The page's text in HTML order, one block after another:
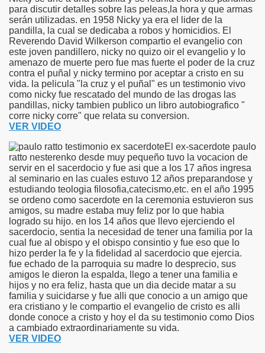
para discutir detalles sobre las peleas,la hora y que armas
serán utilizadas. en 1958 Nicky ya era el lider de la
pandilla, la cual se dedicaba a robos y homicidios. El
Reverendo David Wilkerson compartio el evangelio con
este joven pandillero, nicky no quizo oir el evangelio y lo
amenazo de muerte pero fue mas fuerte el poder de la cruz
contra el puñal y nicky termino por aceptar a cristo en su
vida. la pelicula "la cruz y el puñal" es un testimonio vivo
como nicky fue rescatado del mundo de las drogas las
pandillas, nicky tambien publico un libro autobiografico "
corre nicky corre" que relata su conversion.
VER VIDEO
El ex-sacerdote paulo
ratto nesterenko desde muy pequeño tuvo la vocacion de
servir en el sacerdocio y fue asi que a los 17 años ingresa
al seminario en las cuales estuvo 12 años preparandose y
estudiando teologia filosofia,catecismo,etc. en el año 1995
se ordeno como sacerdote en la ceremonia estuvieron sus
amigos, su madre estaba muy feliz por lo que habia
logrado su hijo. en los 14 años que llevo ejerciendo el
sacerdocio, sentia la necesidad de tener una familia por la
cual fue al obispo y el obispo consintio y fue eso que lo
hizo perder la fe y la fidelidad al sacerdocio que ejercia.
fue echado de la parroquia su madre lo desprecio, sus
amigos le dieron la espalda, llego a tener una familia e
hijos y no era feliz, hasta que un dia decide matar a su
familia y suicidarse y fue alli que conocio a un amigo que
era cristiano y le compartio el evangelio de cristo es alli
donde conoce a cristo y hoy el da su testimonio como Dios
a cambiado extraordinariamente su vida.
VER VIDEO